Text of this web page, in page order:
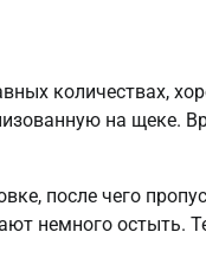
количествах,
на щеке.
после чего
немного остыть.